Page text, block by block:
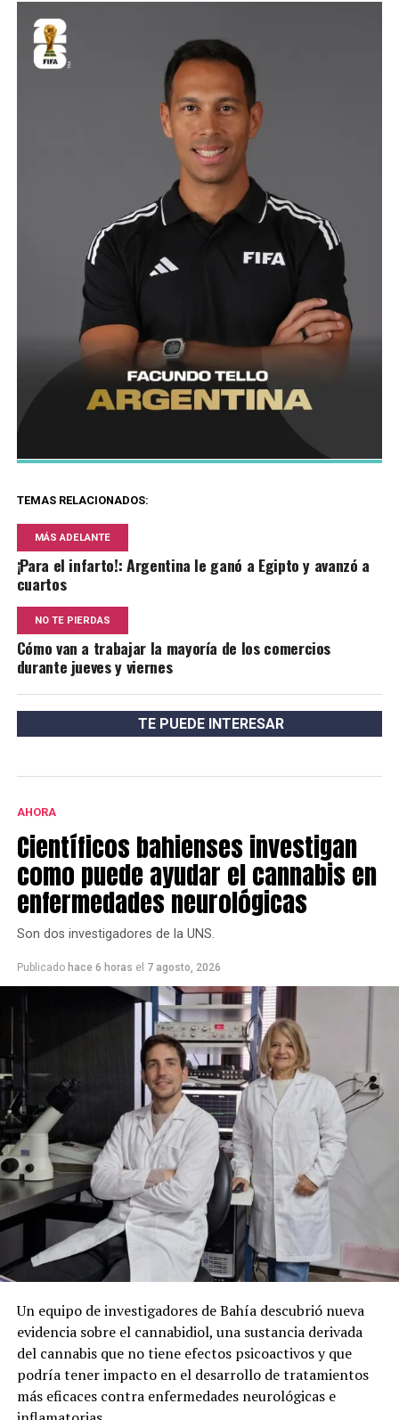
TEMAS RELACIONADOS:
MÁS ADELANTE
¡Para el infarto!: Argentina le ganó a Egipto y avanzó a
cuartos
NO TE PIERDAS
Cómo van a trabajar la mayoría de los comercios
durante jueves y viernes
TE PUEDE INTERESAR
AHORA
Científicos bahienses investigan
como puede ayudar el cannabis en
enfermedades neurológicas
Son dos investigadores de la UNS.
Publicado hace 6 horas el 7 agosto, 2026
Un equipo de investigadores de Bahía descubrió nueva
evidencia sobre el cannabidiol, una sustancia derivada
del cannabis que no tiene efectos psicoactivos y que
podría tener impacto en el desarrollo de tratamientos
más eficaces contra enfermedades neurológicas e